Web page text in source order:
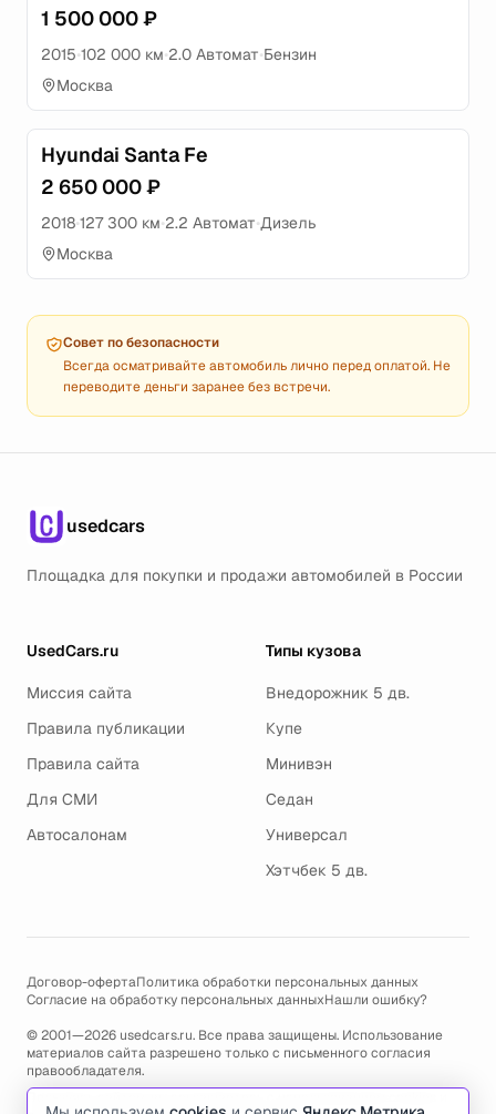
1 500 000 ₽
2015•102 000 км•2.0 Автомат•Бензин
Москва
Hyundai Santa Fe
2 650 000 ₽
2018•127 300 км•2.2 Автомат•Дизель
Москва
Совет по безопасности
Всегда осматривайте автомобиль лично перед оплатой. Не
переводите деньги заранее без встречи.
usedcars
Площадка для покупки и продажи автомобилей в России
UsedCars.ru
Миссия сайта
Правила публикации
Правила сайта
Для СМИ
Автосалонам
Типы кузова
Внедорожник 5 дв.
Купе
Минивэн
Седан
Универсал
Хэтчбек 5 дв.
Договор-офертаПолитика обработки персональных данных
Согласие на обработку персональных данныхНашли ошибку?
© 2001—2026 usedcars.ru. Все права защищены. Использование
материалов сайта разрешено только с письменного согласия
правообладателя.
Пользуясь сайтом, вы соглашаетесь с использованием cookies и